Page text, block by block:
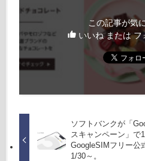
この記事が気
いいね または
ソフトバンクが「
スキャンペーン」で
GoogleSIMフリー公
1/30～。